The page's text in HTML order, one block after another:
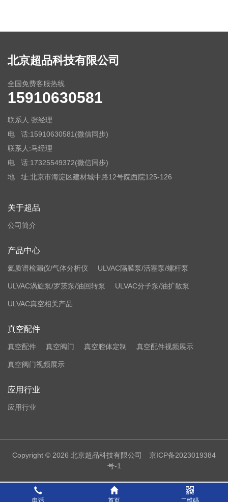
北京超品科技有限公司
全国免费客服热线
15910630581
联系人:张经理
电 话:15910630581(微信同步)
联系人:马经理
电 话:17325549372(微信同步)
地 址:北京市海淀区建材城中路12号院西院125-126
关于超品
公司简介
产品中心
氦质谱检漏仪/气体分析仪 ULVAC隔膜泵/活塞泵/螺杆泵
ULVAC涡旋泵/罗茨泵/油回转泵 ULVAC分子泵/油扩散泵
ULVAC真空相关产品
真空配件
真空配件 真空阀门 真空腔体定制 真空配件视频展示
真空阀门视频展示
应用行业
应用行业
Copyright © 2026 北京超品科技有限公司 京ICP备2023019384
号-1
电话 首页 二维码